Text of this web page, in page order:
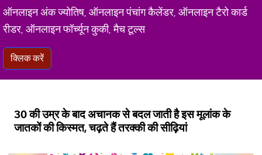
ऑनलाइन अंक ज्योतिष, ऑनलाइन पंचांग कैलेंडर, ऑनलाइन टैरो कार्ड
रीडर, ऑनलाइन फॉर्च्यून कुकी, मैच टूल्स
क्लिक करें
30 की उम्र के बाद अचानक से बदल जाती है इस मूलांक के
जातकों की किस्मत, चढ़ते हैं तरक्की की सीढ़ियां